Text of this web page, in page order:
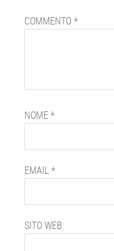
COMMENTO*
NOME*
EMAIL*
SITO WEB